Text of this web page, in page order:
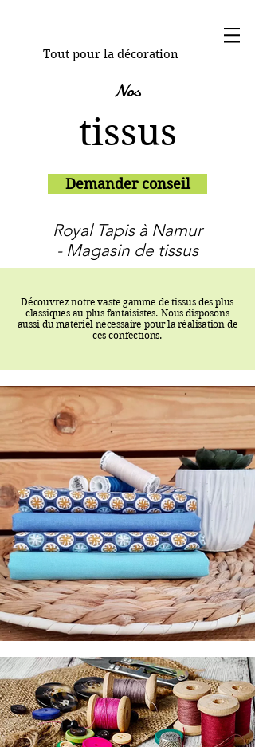
Tout pour la décoration
Nos
tissus
Demander conseil
Royal Tapis à Namur
- Magasin de tissus
Découvrez notre vaste gamme de tissus des plus
classiques au plus fantaisistes. Nous disposons
aussi du matériel nécessaire pour la réalisation de
ces confections.